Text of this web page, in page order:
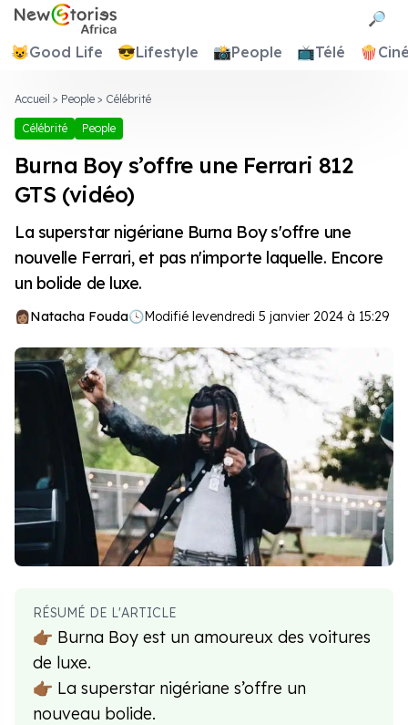
Newstories Africa
🔎
😺Good Life 😎Lifestyle 📸People 📺Télé 🍿
Accueil > People > Célébrité
Célébrité People
Burna Boy s’offre une Ferrari 812
GTS (vidéo)
La superstar nigériane Burna Boy s'offre une
nouvelle Ferrari, et pas n'importe laquelle. Encore
un bolide de luxe.
Natacha Fouda🕓Modifié levendredi 5 janvier 2024 à 15:29
RÉSUMÉ DE L'ARTICLE
👉🏾 Burna Boy est un amoureux des voitures
de luxe.
👉🏾 La superstar nigériane s’offre un
nouveau bolide.